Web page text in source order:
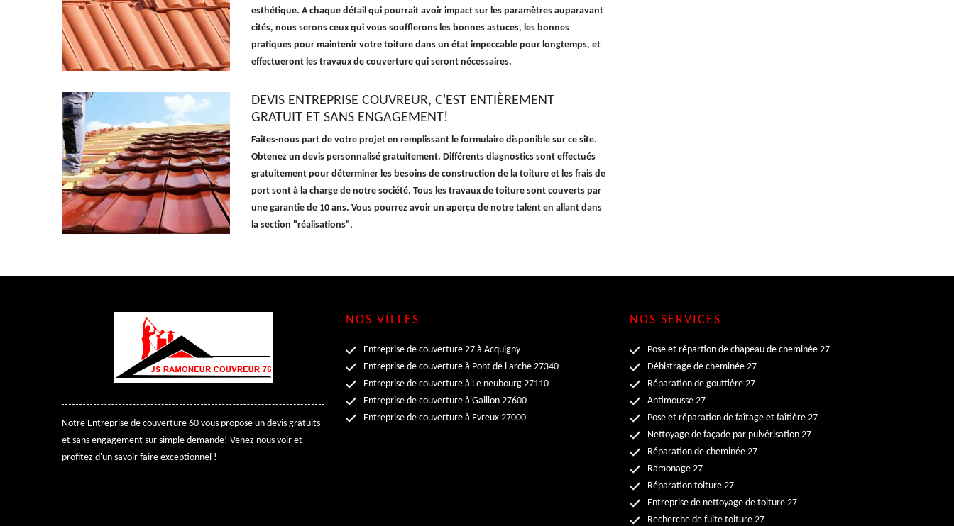
esthétique. A chaque détail qui pourrait avoir impact sur les paramètres auparavant
cités, nous serons ceux qui vous soufflerons les bonnes astuces, les bonnes
pratiques pour maintenir votre toiture dans un état impeccable pour longtemps, et
effectueront les travaux de couverture qui seront nécessaires.
DEVIS ENTREPRISE COUVREUR, C'EST ENTIÈREMENT
GRATUIT ET SANS ENGAGEMENT!
Faites-nous part de votre projet en remplissant le formulaire disponible sur ce site.
Obtenez un devis personnalisé gratuitement. Différents diagnostics sont effectués
gratuitement pour déterminer les besoins de construction de la toiture et les frais de
port sont à la charge de notre société. Tous les travaux de toiture sont couverts par
une garantie de 10 ans. Vous pourrez avoir un aperçu de notre talent en allant dans
la section "réalisations".
Notre Entreprise de couverture 60 vous propose un devis gratuits
et sans engagement sur simple demande! Venez nous voir et
profitez d'un savoir faire exceptionnel !
NOS VILLES
Entreprise de couverture 27 à Acquigny
Entreprise de couverture à Pont de l arche 27340
Entreprise de couverture à Le neubourg 27110
Entreprise de couverture à Gaillon 27600
Entreprise de couverture à Evreux 27000
NOS SERVICES
Pose et répartion de chapeau de cheminée 27
Débistrage de cheminée 27
Réparation de gouttière 27
Antimousse 27
Pose et réparation de faîtage et faîtière 27
Nettoyage de façade par pulvérisation 27
Réparation de cheminée 27
Ramonage 27
Réparation toiture 27
Entreprise de nettoyage de toiture 27
Recherche de fuite toiture 27